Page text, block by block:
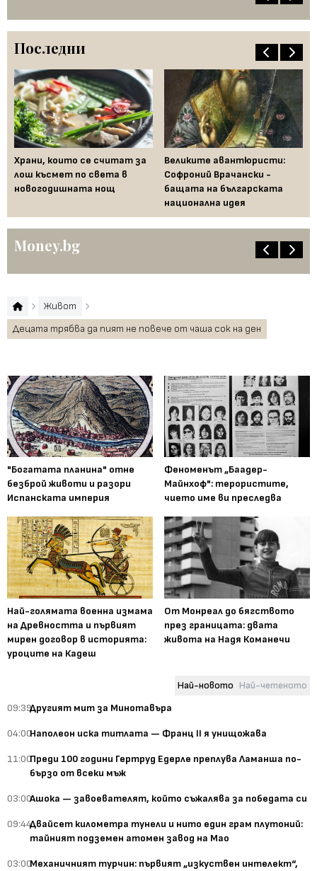
Последни
Храни, които се считат за
лош късмет по света в
новогодишната нощ
Великите авантюристи:
Софроний Врачански -
бащата на българската
национална идея
Money.bg
Живот
Децата трябва да пият не повече от чаша сок на ден
"Богатата планина" отне
безброй животи и разори
Испанската империя
Феноменът „Баадер-
Майнхоф": терористите,
чието име ви преследва
Най-голямата военна измама
на Древността и първият
мирен договор в историята:
уроците на Кадеш
От Монреал до бягството
през границата: двата
живота на Надя Команечи
Най-новото Най-четеното
09:39Другият мит за Минотавъра
04:00Наполеон иска титлата — Франц II я унищожава
11:00Преди 100 години Гертруд Едерле преплува Ламанша по-
бързо от всеки мъж
03:00Ашока — завоевателят, който съжалява за победата си
09:44Двайсет километра тунели и нито един грам плутоний:
тайният подземен атомен завод на Мао
03:00Механичният турчин: първият „изкуствен интелект“,